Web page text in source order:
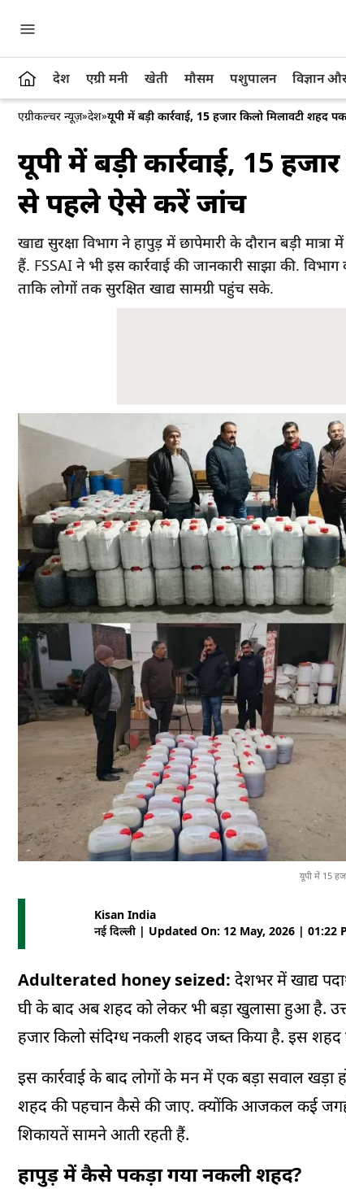
देश एग्री मनी खेती मौसम पशुपालन विज्ञान
एग्रीकल्चर न्यूज़»देश»यूपी में बड़ी कार्रवाई, 15 हजार किलो मिलावटी
यूपी में बड़ी कार्रवाई, 15
से पहले ऐसे करें जांच
खाद्य सुरक्षा विभाग ने हापुड़ में छापेमारी के दौरान बड़ी
हैं. FSSAI ने भी इस कार्रवाई की जानकारी साझा की.
ताकि लोगों तक सुरक्षित खाद्य सामग्री पहुंच सके.
यूपी में 15
Kisan India
नई दिल्ली | Updated On: 12 May, 2026 | 01:22
Adulterated honey seized: देशभर में खाद्य
घी के बाद अब शहद को लेकर भी बड़ा खुलासा हुआ है.
हजार किलो संदिग्ध नकली शहद जब्त किया है. इस
इस कार्रवाई के बाद लोगों के मन में एक बड़ा सवाल
शहद की पहचान कैसे की जाए. क्योंकि आजकल कई
शिकायतें सामने आती रहती हैं.
हापुड़ में कैसे पकड़ा गया नकली शहद?